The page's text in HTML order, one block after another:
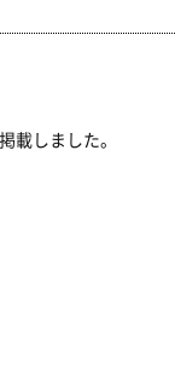
載しました。